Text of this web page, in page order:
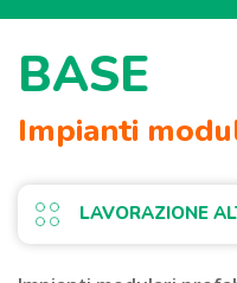
BASE
Impianti
LAVORAZIONE